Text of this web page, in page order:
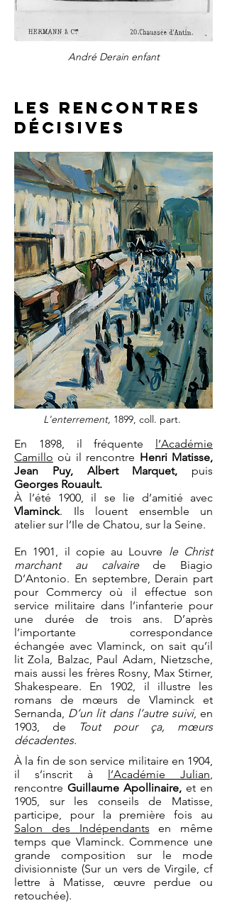
André Derain enfant
Les rencontres
décisives
L'enterrement, 1899, coll. part.
En 1898, il fréquente l’Académie
Camillo où il rencontre Henri Matisse,
Jean Puy, Albert Marquet, puis
Georges Rouault.
À l’été 1900, il se lie d’amitié avec
Vlaminck. Ils louent ensemble un
atelier sur l’Ile de Chatou, sur la Seine.
En 1901, il copie au Louvre le Christ
marchant au calvairede Biagio
D’Antonio. En septembre, Derain part
pour Commercy où il effectue son
service militaire dans l’infanterie pour
une durée de trois ans. D’après
l’importante correspondance
échangée avec Vlaminck, on sait qu’il
lit Zola, Balzac, Paul Adam, Nietzsche,
mais aussi les frères Rosny, Max Stirner,
Shakespeare. En 1902, il illustre les
romans de mœurs de Vlaminck et
Sernanda, D’un lit dans l’autre suivi, en
1903, de
Tout pour ça, mœurs
décadentes.​​​​​
À la fin de son service militaire en 1904,
il s’inscrit à l’Académie Julian,
rencontre Guillaume Apollinaire, et en
1905, sur les conseils de Matisse,
participe, pour la première fois au
Salon des Indépendants en même
temps que Vlaminck. Commence une
grande composition sur le mode
divisionniste (Sur un vers de Virgile, cf
lettre à Matisse, œuvre perdue ou
retouchée).​